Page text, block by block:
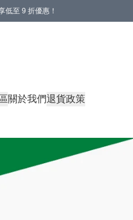
低至 9 折優惠！
關於我們退貨政策